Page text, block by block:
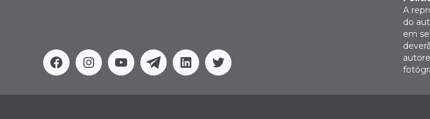
FacebookInstagram
YoutubeTelegramLinkedinTwitter
A
do
em